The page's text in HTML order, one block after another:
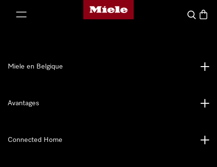
Page d'accueil de Miele
Search
Miele en Belgique
Avantages
Connected Home